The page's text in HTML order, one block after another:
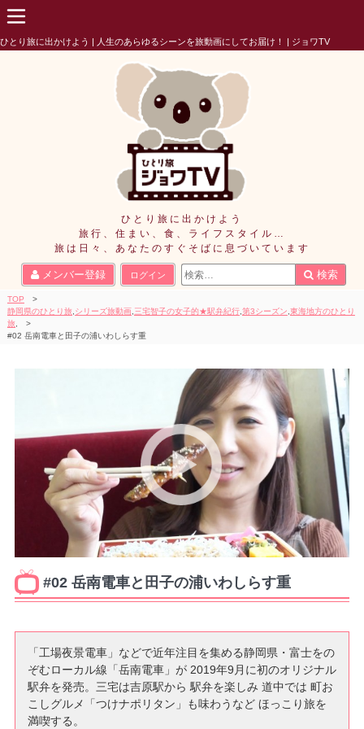
ひとり旅に出かけよう | 人生のあらゆるシーンを旅動画にしてお届け！ | ジョワTV
ひとり旅に出かけよう
旅行、住まい、食、ライフスタイル…
旅は日々、あなたのすぐそばに息づいています
メンバー登録 ログイン
索
果:
検索
TOP
静岡県のひとり旅 シリーズ旅動画, 三宅智子の女子的★駅弁紀行, 第3シーズン 東海地方のひとり
旅
#02 岳南電車と田子の浦いわしらす重
#02 岳南電車と田子の浦いわしらす重
「工場夜景電車」などで近年注目を集める静岡県・富士をの
ぞむローカル線「岳南電車」が 2019年9月に初のオリジナル
駅弁を発売。三宅は吉原駅から 駅弁を楽しみ 道中では 町お
こしグルメ「つけナポリタン」も味わうなど ほっこり旅を
満喫する。